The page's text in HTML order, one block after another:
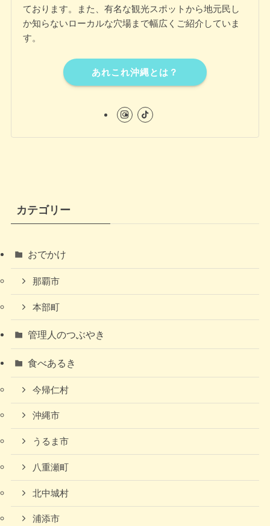
ております。また、有名な観光スポットから地元民し
か知らないローカルな穴場まで幅広くご紹介していま
す。
あれこれ沖縄とは？
カテゴリー
おでかけ
那覇市
本部町
管理人のつぶやき
食べあるき
今帰仁村
沖縄市
うるま市
八重瀬町
北中城村
浦添市